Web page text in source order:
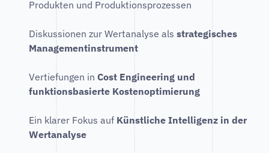
Produkten und Produktionsprozessen
Diskussionen zur Wertanalyse als strategisches
Managementinstrument
Vertiefungen in Cost Engineering und
funktionsbasierte Kostenoptimierung
Ein klarer Fokus auf Künstliche Intelligenz in der
Wertanalyse